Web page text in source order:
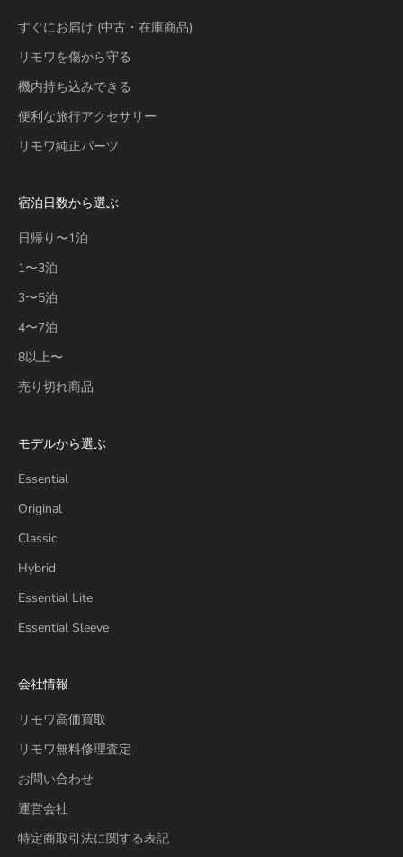
すぐにお届け (中古・在庫商品)
リモワを傷から守る
機内持ち込みできる
便利な旅行アクセサリー
リモワ純正パーツ
宿泊日数から選ぶ
日帰り〜1泊
1〜3泊
3〜5泊
4〜7泊
8以上〜
売り切れ商品
モデルから選ぶ
Essential
Original
Classic
Hybrid
Essential Lite
Essential Sleeve
会社情報
リモワ高価買取
リモワ無料修理査定
お問い合わせ
運営会社
特定商取引法に関する表記